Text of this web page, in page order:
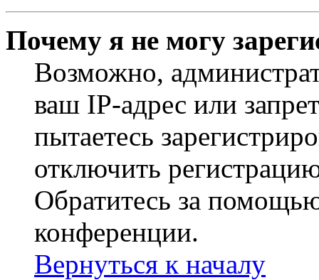
Почему я не могу
Возможно,
ваш IP-адрес или
пытаетесь
отключить
Обратитесь за
конференции.
Вернуться к началу